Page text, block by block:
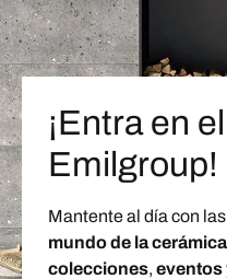
¡Entra en
Emilgroup!
Mantente al día con las
mundo de la
colecciones, eventos